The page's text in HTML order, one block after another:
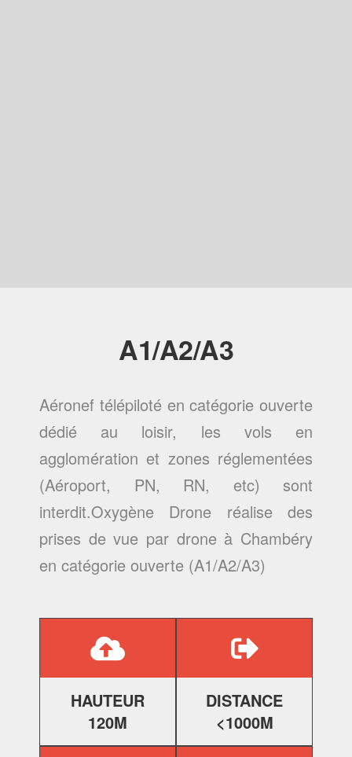
A1/A2/A3
Aéronef télépiloté en catégorie ouverte
dédié au loisir, les vols en
agglomération et zones réglementées
(Aéroport, PN, RN, etc) sont
interdit.Oxygène Drone réalise des
prises de vue par drone à Chambéry
en catégorie ouverte (A1/A2/A3)
HAUTEUR
120M
DISTANCE
<1000M